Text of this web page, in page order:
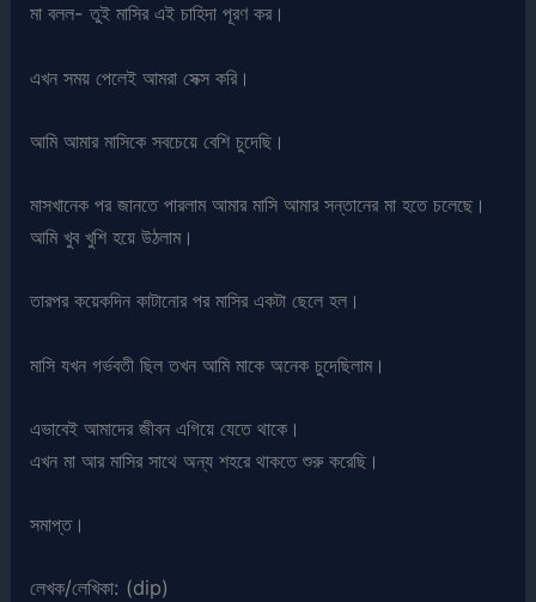
মা বলল- তুই মাসির এই চাহিদা পূরণ কর।
এখন সময় পেলেই আমরা সেক্স করি।
আমি আমার মাসিকে সবচেয়ে বেশি চুদেছি।
মাসখানেক পর জানতে পারলাম আমার মাসি আমার সন্তানের মা হতে চলেছে।
আমি খুব খুশি হয়ে উঠলাম।
তারপর কয়েকদিন কাটানোর পর মাসির একটা ছেলে হল।
মাসি যখন গর্ভবতী ছিল তখন আমি মাকে অনেক চুদেছিলাম।
এভাবেই আমাদের জীবন এগিয়ে যেতে থাকে।
এখন মা আর মাসির সাথে অন্য শহরে থাকতে শুরু করেছি।
সমাপ্ত।
লেখক/লেখিকা: (dip)